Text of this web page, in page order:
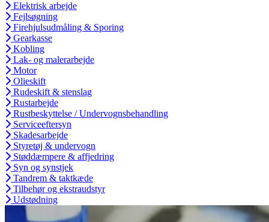
Elektrisk arbejde
Fejlsøgning
Firehjulsudmåling & Sporing
Gearkasse
Kobling
Lak- og malerarbejde
Motor
Olieskift
Rudeskift & stenslag
Rustarbejde
Rustbeskyttelse / Undervognsbehandling
Serviceeftersyn
Skadesarbejde
Styretøj & undervogn
Støddæmpere & affjedring
Syn og synstjek
Tandrem & taktkæde
Tilbehør og ekstraudstyr
Udstødning